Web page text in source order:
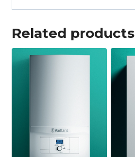
Related products